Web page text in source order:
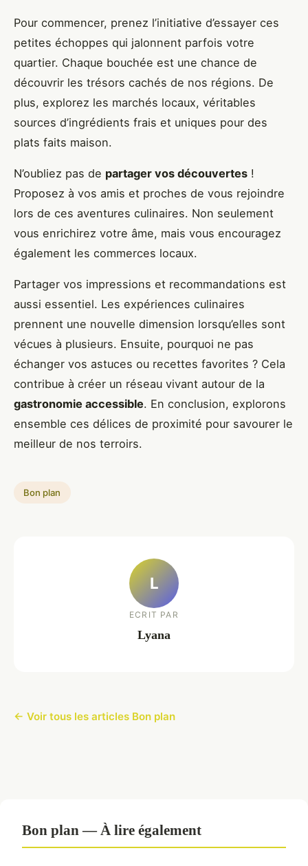
Pour commencer, prenez l’initiative d’essayer ces
petites échoppes qui jalonnent parfois votre
quartier. Chaque bouchée est une chance de
découvrir les trésors cachés de nos régions. De
plus, explorez les marchés locaux, véritables
sources d’ingrédients frais et uniques pour des
plats faits maison.
N’oubliez pas de partager vos découvertes !
Proposez à vos amis et proches de vous rejoindre
lors de ces aventures culinaires. Non seulement
vous enrichirez votre âme, mais vous encouragez
également les commerces locaux.
Partager vos impressions et recommandations est
aussi essentiel. Les expériences culinaires
prennent une nouvelle dimension lorsqu’elles sont
vécues à plusieurs. Ensuite, pourquoi ne pas
échanger vos astuces ou recettes favorites ? Cela
contribue à créer un réseau vivant autour de la
gastronomie accessible. En conclusion, explorons
ensemble ces délices de proximité pour savourer le
meilleur de nos terroirs.
Bon plan
L
ECRIT PAR
Lyana
← Voir tous les articles Bon plan
Bon plan — À lire également